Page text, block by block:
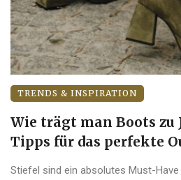
TRENDS & INSPIRATION
Wie trägt man Boots zu
Tipps für das perfekte
Stiefel sind ein absolutes Must-Have